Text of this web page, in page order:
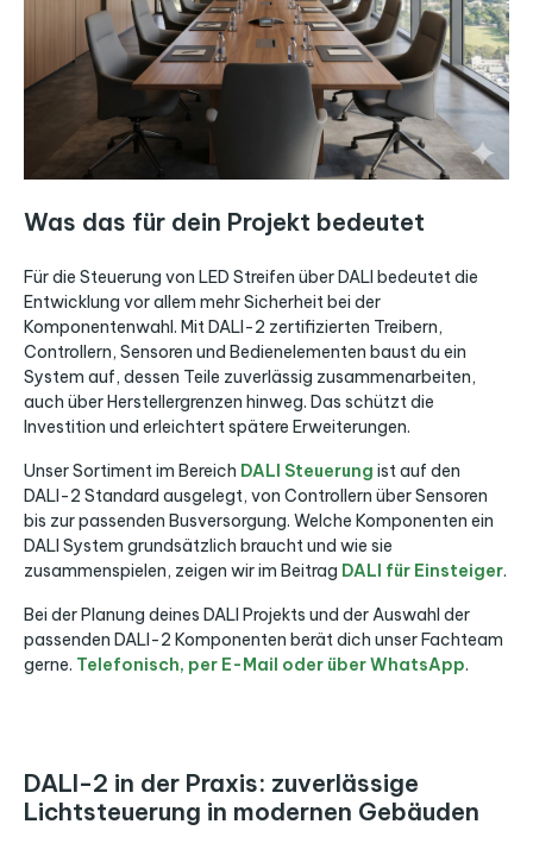
Was das für dein Projekt bedeutet
Für die Steuerung von LED Streifen über DALI bedeutet die
Entwicklung vor allem mehr Sicherheit bei der
Komponentenwahl. Mit DALI-2 zertifizierten Treibern,
Controllern, Sensoren und Bedienelementen baust du ein
System auf, dessen Teile zuverlässig zusammenarbeiten,
auch über Herstellergrenzen hinweg. Das schützt die
Investition und erleichtert spätere Erweiterungen.
Unser Sortiment im Bereich DALI Steuerung ist auf den
DALI-2 Standard ausgelegt, von Controllern über Sensoren
bis zur passenden Busversorgung. Welche Komponenten ein
DALI System grundsätzlich braucht und wie sie
zusammenspielen, zeigen wir im Beitrag DALI für Einsteiger.
Bei der Planung deines DALI Projekts und der Auswahl der
passenden DALI-2 Komponenten berät dich unser Fachteam
gerne. Telefonisch, per E-Mail oder über WhatsApp.
DALI-2 in der Praxis: zuverlässige
Lichtsteuerung in modernen Gebäuden